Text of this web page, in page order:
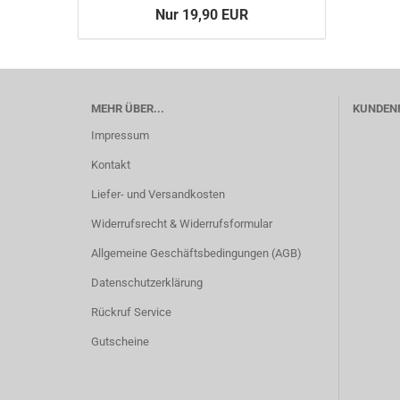
Nur 19,90 EUR
MEHR ÜBER...
Impressum
Kontakt
Liefer- und Versandkosten
Widerrufsrecht & Widerrufsformular
Allgemeine Geschäftsbedingungen (AGB)
Datenschutzerklärung
Rückruf Service
Gutscheine